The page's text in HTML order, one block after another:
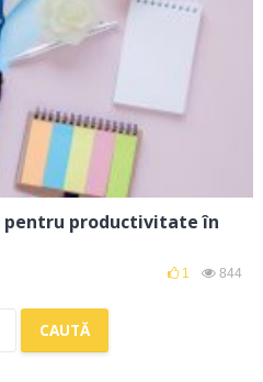
productivitate în
1 844